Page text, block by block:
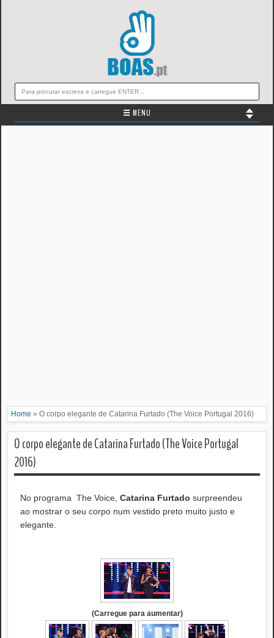
☰ MENU
Home » O corpo elegante de Catarina Furtado (The Voice Portugal 2016)
O corpo elegante de Catarina Furtado (The Voice Portugal
2016)
No programa The Voice, Catarina Furtado surpreendeu
ao mostrar o seu corpo num vestido preto muito justo e
elegante.
(Carregue para aumentar)